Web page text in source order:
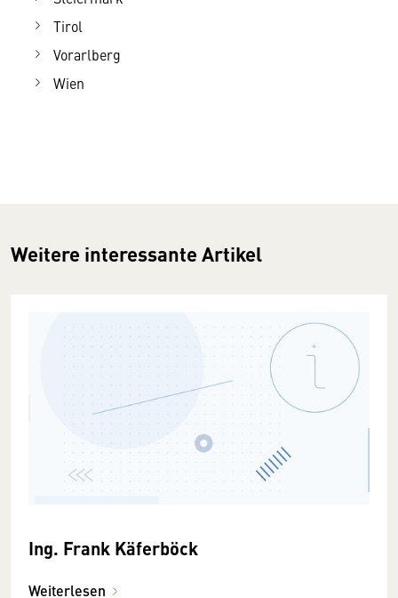
Tirol
Vorarlberg
Wien
Weitere interessante Artikel
Ing. Frank Käferböck
Weiterlesen